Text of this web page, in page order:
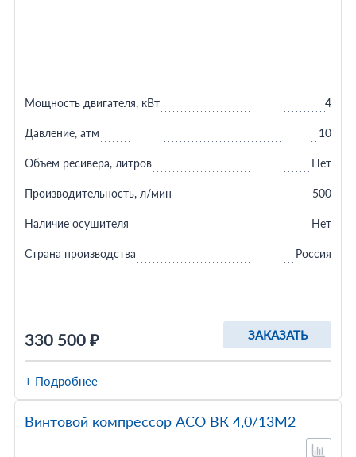
330 500 ₽ ЗАКАЗАТЬ
Мощность двигателя, кВт 4
Давление, атм 10
Объем ресивера, литров Нет
Производительность, л/мин 500
Наличие осушителя Нет
Страна производства Россия
+ Подробнее
Винтовой компрессор АСО ВК 4,0/13М2